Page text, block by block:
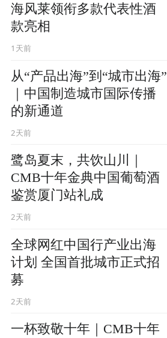
海风莱领衔多款代表性酒
款亮相
1天前
从“产品出海”到“城市出海”
｜中国制造城市国际传播
的新通道
2天前
鹭岛夏末，共饮山川｜
CMB十年金典中国葡萄酒
鉴赏厦门站礼成
2天前
全球网红中国行产业出海
计划 全国首批城市正式招
募
2天前
一杯致敬十年｜CMB十年